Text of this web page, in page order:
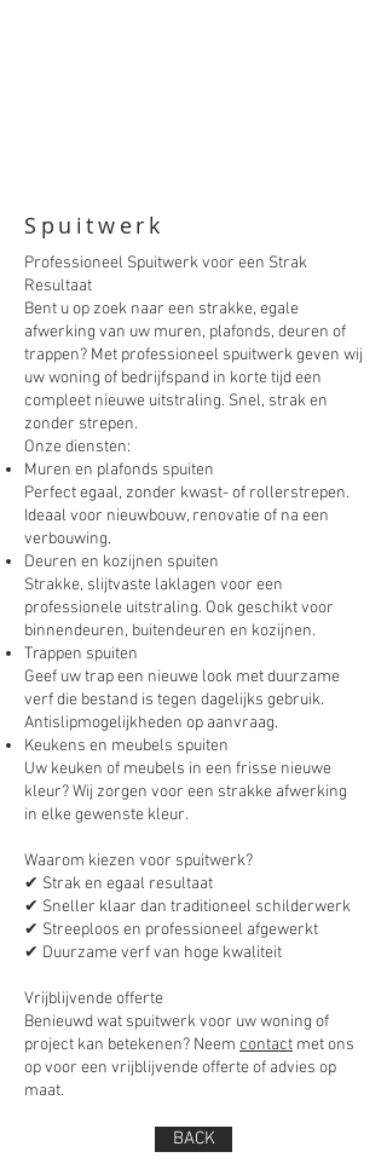
Spuitwerk
Professioneel Spuitwerk voor een Strak
Resultaat
Bent u op zoek naar een strakke, egale
afwerking van uw muren, plafonds, deuren of
trappen? Met professioneel spuitwerk geven wij
uw woning of bedrijfspand in korte tijd een
compleet nieuwe uitstraling. Snel, strak en
zonder strepen.
Onze diensten:
Muren en plafonds spuiten
Perfect egaal, zonder kwast- of rollerstrepen.
Ideaal voor nieuwbouw, renovatie of na een
verbouwing.
Deuren en kozijnen spuiten
Strakke, slijtvaste laklagen voor een
professionele uitstraling. Ook geschikt voor
binnendeuren, buitendeuren en kozijnen.
Trappen spuiten
Geef uw trap een nieuwe look met duurzame
verf die bestand is tegen dagelijks gebruik.
Antislipmogelijkheden op aanvraag.
Keukens en meubels spuiten
Uw keuken of meubels in een frisse nieuwe
kleur? Wij zorgen voor een strakke afwerking
in elke gewenste kleur.
Waarom kiezen voor spuitwerk?
✔ Strak en egaal resultaat
✔ Sneller klaar dan traditioneel schilderwerk
✔ Streeploos en professioneel afgewerkt
✔ Duurzame verf van hoge kwaliteit
Vrijblijvende offerte
Benieuwd wat spuitwerk voor uw woning of
project kan betekenen? Neem contact met ons
op voor een vrijblijvende offerte of advies op
maat.
BACK